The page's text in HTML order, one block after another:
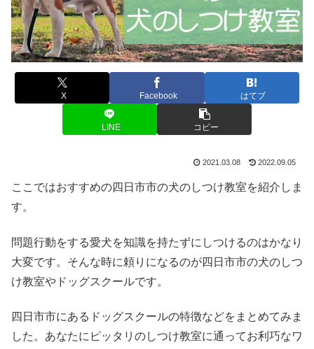
X Facebook はてブ
LINE コピー
2021.03.08 2022.09.05
ここではおすすめの四日市市の犬のしつけ教室を紹介しま
す。
問題行動をする愛犬を知識を持たずにしつけるのはかなり
大変です。そんな時に頼りになるのが四日市市の犬のしつ
け教室やドッグスクールです。
四日市市にあるドッグスクールの特徴などをまとめてみま
した。あなたにピッタリのしつけ教室に通ってお利巧なワ